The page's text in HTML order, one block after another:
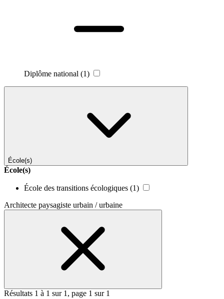
Diplôme national (1)
École(s)
École(s)
École des transitions écologiques (1)
Architecte paysagiste urbain / urbaine
Résultats 1 à 1 sur 1, page 1 sur 1